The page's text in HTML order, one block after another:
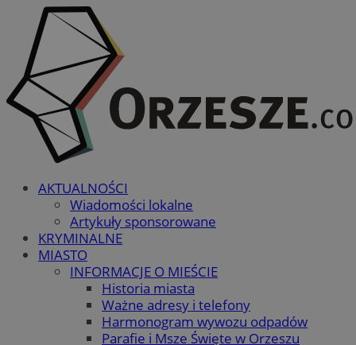
AKTUALNOŚCI
Wiadomości lokalne
Artykuły sponsorowane
KRYMINALNE
MIASTO
INFORMACJE O MIEŚCIE
Historia miasta
Ważne adresy i telefony
Harmonogram wywozu odpadów
Parafie i Msze Święte w Orzeszu